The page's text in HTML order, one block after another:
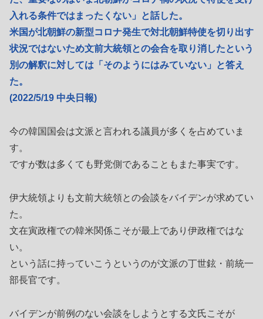
入れる条件ではまったくない」と話した。
米国が北朝鮮の新型コロナ発生で対北朝鮮特使を切り出す
状況ではないため文前大統領との会合を取り消したという
別の解釈に対しては「そのようにはみていない」と答え
た。
(2022/5/19 中央日報)
今の韓国国会は文派と言われる議員が多くを占めていま
す。
ですが数は多くても野党側であることもまた事実です。
伊大統領よりも文前大統領との会談をバイデンが求めてい
た。
文在寅政権での韓米関係こそが最上であり伊政権ではな
い。
という話に持っていこうというのが文派の丁世鉉・前統一
部長官です。
バイデンが前例のない会談をしようとする文氏こそが